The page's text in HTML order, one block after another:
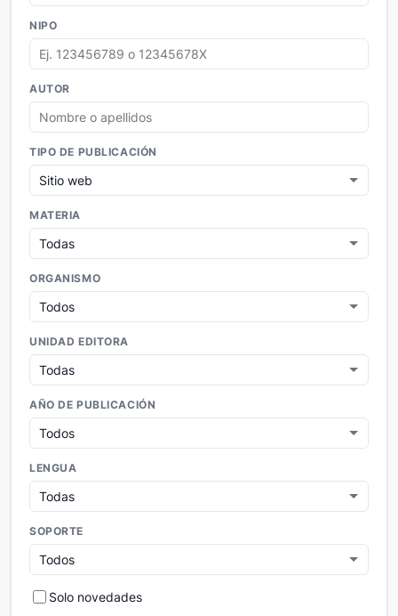
NIPO
AUTOR
TIPO DE PUBLICACIÓN
MATERIA
ORGANISMO
UNIDAD EDITORA
AÑO DE PUBLICACIÓN
LENGUA
SOPORTE
Solo novedades